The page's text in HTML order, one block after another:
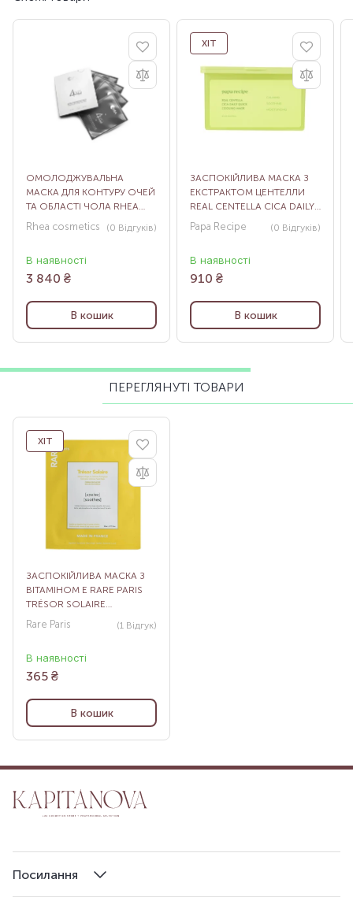
ОМОЛОДЖУВАЛЬНА
МАСКА ДЛЯ КОНТУРУ ОЧЕЙ
ТА ОБЛАСТІ ЧОЛА RHEA
4EYES MASK, 4Х10 МЛ
Rhea cosmetics (0 Відгуків)
В наявності
3 840 ₴
В кошик
ХІТ
ЗАСПОКІЙЛИВА МАСКА З
ЕКСТРАКТОМ ЦЕНТЕЛЛИ
REAL CENTELLA CICA DAILY
QUICK COOLING MASK, 30
ШТ
Papa Recipe (0 Відгуків)
В наявності
910 ₴
В кошик
ПЕРЕГЛЯНУТІ ТОВАРИ
ХІТ
ЗАСПОКІЙЛИВА МАСКА З
ВІТАМІНОМ Е RARE PARIS
TRÉSOR SOLAIRE
SOOTHING FACE MASK, 23
Rare Paris (1 Відгук)
В наявності
365 ₴
В кошик
Посилання